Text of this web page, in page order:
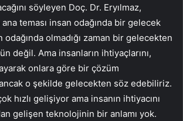
söyleyen Doç. Dr. Eryılmaz,
ana teması insan odağında bir gelecek
olmadığı zaman bir gelecekten
değil. Ama insanların ihtiyaçlarını,
onlara göre bir çözüm
o şekilde gelecekten söz edebiliriz.
hızlı gelişiyor ama insanın ihtiyacını
gelişen teknolojinin bir anlamı yok.